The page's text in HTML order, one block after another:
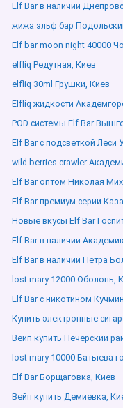
Elf Bar в наличии
жижа эльф бар
Elf bar moon night 40000
elfliq Редутная, Киев
elfliq 30ml Грушки, Киев
Elfliq жидкости
POD системы Elf Bar
Elf Bar с подсветкой Леси
wild berries crawler
Elf Bar оптом Николая
Elf Bar премиум серии
Новые вкусы Elf Bar
Elf Bar в наличии
Elf Bar в наличии Петра
lost mary 12000 Оболонь,
Elf Bar с никотином
Купить электронные
Вейп купить Печерский
lost mary 10000 Батыева
Elf Bar Борщаговка, Киев
Вейп купить Демиевка,